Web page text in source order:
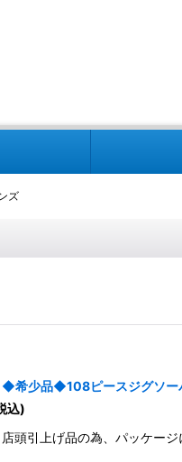
ズ
◆希少品◆108ピースジグソ
込)
店頭引上げ品の為、パッケー